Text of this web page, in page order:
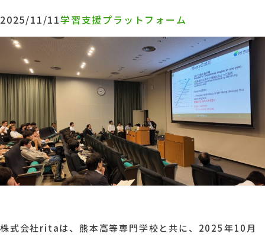
2025/11/11学習支援プラットフォーム
株式会社ritaは、熊本高等専門学校と共に、2025年10月